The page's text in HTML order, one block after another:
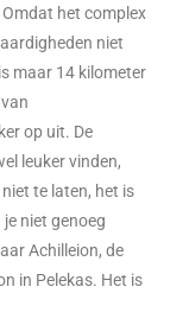
het complex
niet
maar 14 kilometer
op uit. De
leuker vinden,
te laten, het is
niet genoeg
Achilleion, de
in Pelekas. Het is